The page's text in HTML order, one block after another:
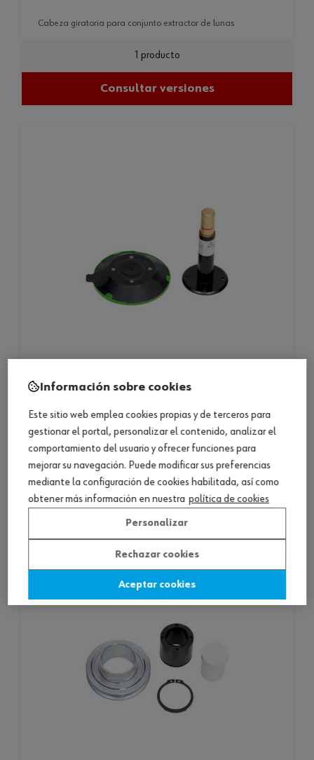
cabeza giratoria para conjunto extractor de lunas
1 producto
Consultar versiones
disco ventosa grande para conj. extractor lunas
1 producto
Consultar versiones
Información sobre cookies
Este sitio web emplea cookies propias y de terceros para
gestionar el portal, personalizar el contenido, analizar el
comportamiento del usuario y ofrecer funciones para
mejorar su navegación. Puede modificar sus preferencias
mediante la configuración de cookies habilitada, así como
obtener más información en nuestra política de cookies
Personalizar
Rechazar cookies
Aceptar cookies